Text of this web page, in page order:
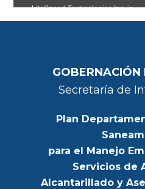
Secretaría de
Plan
para el Manejo
Servicios de
Alcantarillado y